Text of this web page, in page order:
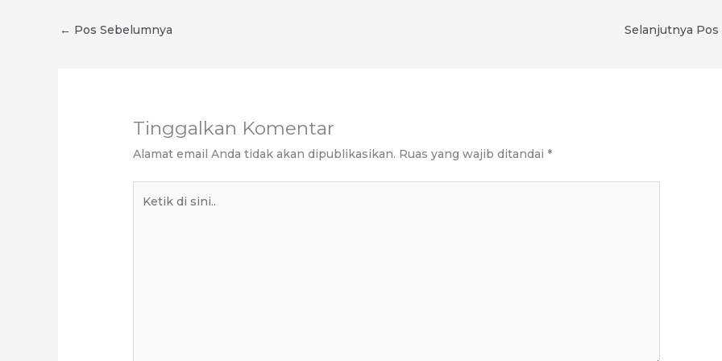
← Pos Sebelumnya Selanjutnya Pos
Tinggalkan Komentar
Alamat email Anda tidak akan dipublikasikan. Ruas yang wajib ditandai *